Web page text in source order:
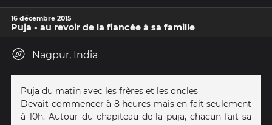
16 décembre 2015
Puja - au revoir de la fiancée à sa famille
Nagpur, India
Puja du matin avec les frères et les oncles
Devait commencer à 8 heures mais en fait seulement
à 10h. Autour du chapiteau de la puja, chacun fait sa